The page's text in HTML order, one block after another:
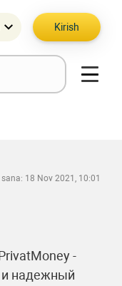
Kirish
18 Nov 2021, 10:01
-
и надежный